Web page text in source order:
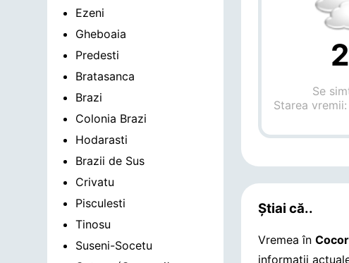
Ezeni
Gheboaia
Predesti
Bratasanca
Brazi
Colonia Brazi
Hodarasti
Brazii de Sus
Crivatu
Pisculesti
Tinosu
Suseni-Socetu
Se
Starea vremii:
Știai că..
Vremea în
informații